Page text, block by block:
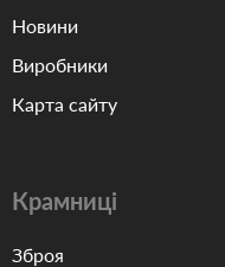
Новини
Виробники
Карта сайту
Крамниці
Зброя